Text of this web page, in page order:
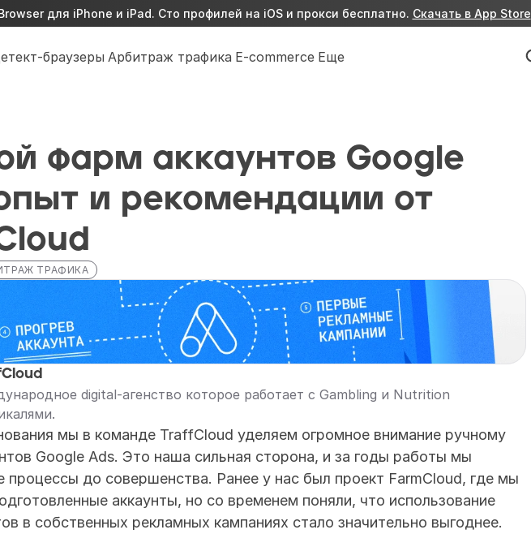
для iPhone и iPad. Сто профилей на iOS и прокси бесплатно. Скачать в App Store
браузеры Арбитраж трафика E-commerce Еще
фарм аккаунтов Google
и рекомендации от
ТРАФИКА
digital-агенство которое работает с Gambling и Nutrition
мы в команде TraffCloud уделяем огромное внимание ручному
Google Ads. Это наша сильная сторона, и за годы работы мы
процессы до совершенства. Ранее у нас был проект FarmCloud, где мы
аккаунты, но со временем поняли, что использование
в собственных рекламных кампаниях стало значительно выгоднее.